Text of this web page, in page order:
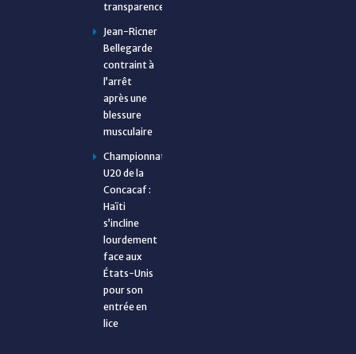
transparence
Jean-Ricner
Bellegarde
contraint à
l’arrêt
après une
blessure
musculaire
Championnat
U20 de la
Concacaf :
Haïti
s’incline
lourdement
face aux
États-Unis
pour son
entrée en
lice